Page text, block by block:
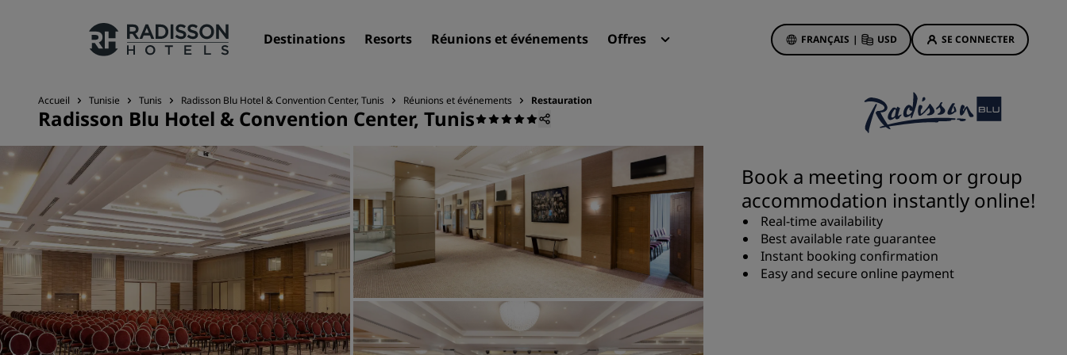
Destinations Resorts Réunions et événements Offres FRANÇAIS | USD SE CONNECTER
Nos enseignes
Marques Radisson Hotels
Trouvez votre hôtel
Destinations
Resorts
Appartements hôteliers
Hôtels d'aéroport
Nouveaux et futurs hôtels
Réunions et événements
Découvrez Radisson Meetings
Offres d'hôtels
La magie opère dès les premiers
instants
Deals of the Day
Réservez à l’avance
Voir nos forfaits
Accueil Tunisie Tunis Radisson Blu Hotel & Convention Center, Tunis Réunions et événements Restauration
Radisson Blu Hotel & Convention Center, Tunis
Book a meeting room or group
accommodation instantly online!
Real-time availability
Best available rate guarantee
Instant booking confirmation
Easy and secure online payment